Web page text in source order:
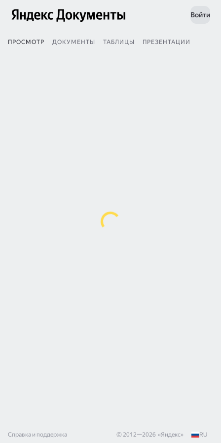
Войти
ПРОСМОТР ДОКУМЕНТЫ ТАБЛИЦЫ ПРЕЗЕНТАЦИИ
Справка и поддержка © 2012—2026 «Яндекс» RU